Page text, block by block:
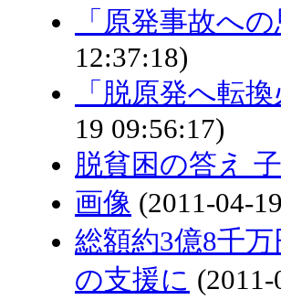
「原発事故へ
12:37:18)
「脱原発へ転
19 09:56:17)
脱貧困の答え
画像 (2011-04-
総額約3億8千
の支援に